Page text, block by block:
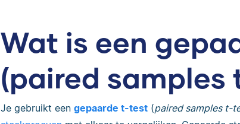
Wat is een
(paired samples
Je gebruikt een gepaarde t-test(paired samples t-